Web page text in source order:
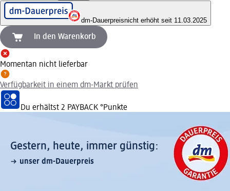
dm-Dauerpreisnicht erhöht seit 11.03.2025
In den Warenkorb
Momentan nicht lieferbar
Verfügbarkeit in einem dm-Markt prüfen
Du erhältst 2 PAYBACK °Punkte
Gestern, heute, immer günstig:
unser dm-Dauerpreis